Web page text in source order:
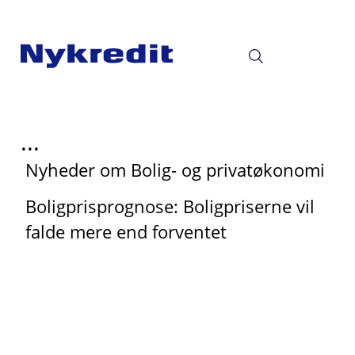
...
Nyheder om Bolig- og privatøkonomi
Boligprisprognose: Boligpriserne vil
falde mere end forventet